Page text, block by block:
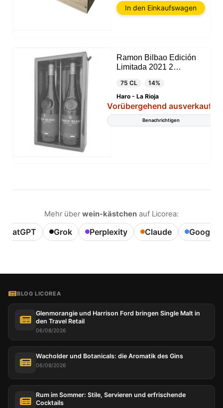
In den Einkaufswagen
Ramon Bilbao Edición
Limitada 2021 2
75 CL
14%
Haro - La Rioja
Vorübergehend ausverkauft
Benachrichtigen
Mehr über wein-kästchen auf Licorea:
ChatGPT Grok Perplexity Claude Google
BLOG LICOREA
Glenmorangie und Harrison Ford bringen Single Malt in
den Travel Retail
06/08/2026
Wacholder und Botanicals: die Aromatik des Gins
06/08/2026
Rum im Sommer: Stile, Servieren und erfrischende
Cocktails
die wir in Ihrer Sitzung verwenden dürfen.